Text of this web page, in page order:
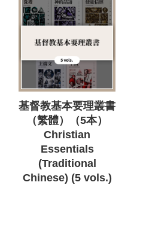
基督教基本要理叢書
（繁體）（5本）
Christian
Essentials
(Traditional
Chinese) (5 vols.)